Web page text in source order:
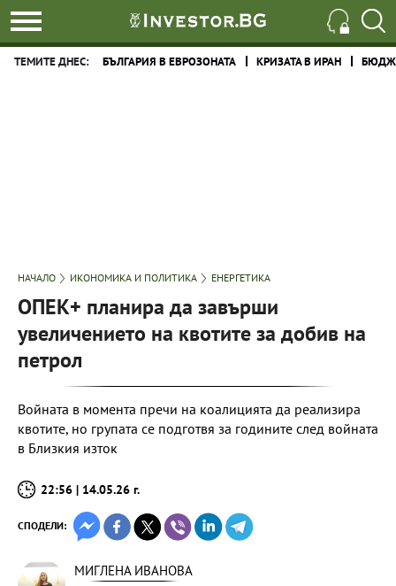
ТЕМИТЕ ДНЕС: БЪЛГАРИЯ В ЕВРОЗОНАТА КРИЗАТА В ИРАН
НАЧАЛО ИКОНОМИКА И ПОЛИТИКА ЕНЕРГЕТИКА
ОПЕК+ планира да завърши
увеличението на квотите за добив на
петрол
Войната в момента пречи на коалицията да реализира
квотите, но групата се подготвя за годините след войната
в Близкия изток
22:56 | 14.05.26 г.
СПОДЕЛИ:
МИГЛЕНА ИВАНОВА